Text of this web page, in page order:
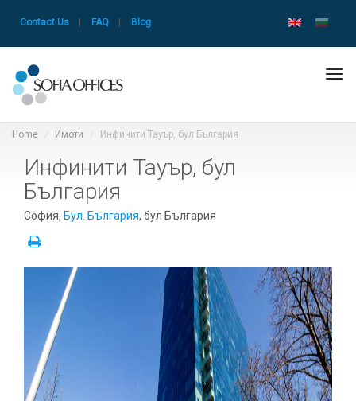
Contact Us FAQ Blog
Home Имоти Инфинити Тауър, бул България
Инфинити Тауър, бул
България
София, Бул. България, бул България